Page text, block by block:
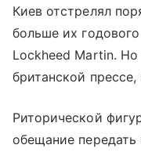
Киев отстрелял
больше их
Lockheed Martin.
британской прессе,
Риторической
обещание